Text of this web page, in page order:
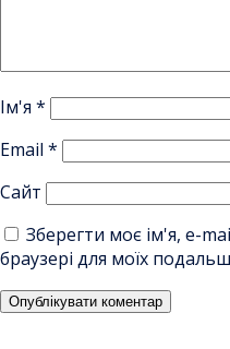
Ім'я *
Email *
Сайт
Зберегти моє ім'я, e-
браузері для моїх